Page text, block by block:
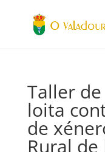
Taller
loita
de
Rural de